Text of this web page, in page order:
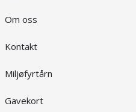
Om oss
Kontakt
Miljøfyrtårn
Gavekort